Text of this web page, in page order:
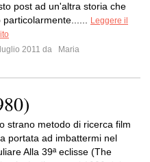
post ad un'altra storia che
particolarmente......
Leggere il
luglio 2011 da
Maria
strano metodo di ricerca film
portata ad imbattermi nel
Alla 39ª eclisse (The